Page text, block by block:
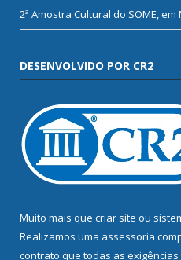
2ª Amostra Cultural do SOME,
DESENVOLVIDO POR CR2
Muito mais que criar site ou
Realizamos uma assessoria
contrato que todas as exigências